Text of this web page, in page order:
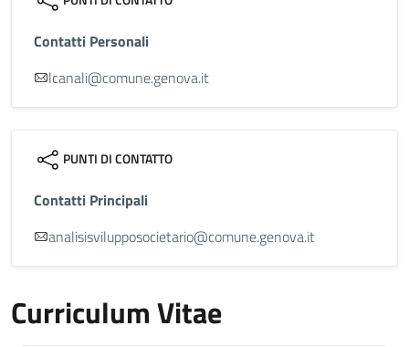
Contatti Personali
lcanali@comune.genova.it
PUNTI DI CONTATTO
Contatti Principali
analisisvilupposocietario@comune.genova.it
Curriculum Vitae